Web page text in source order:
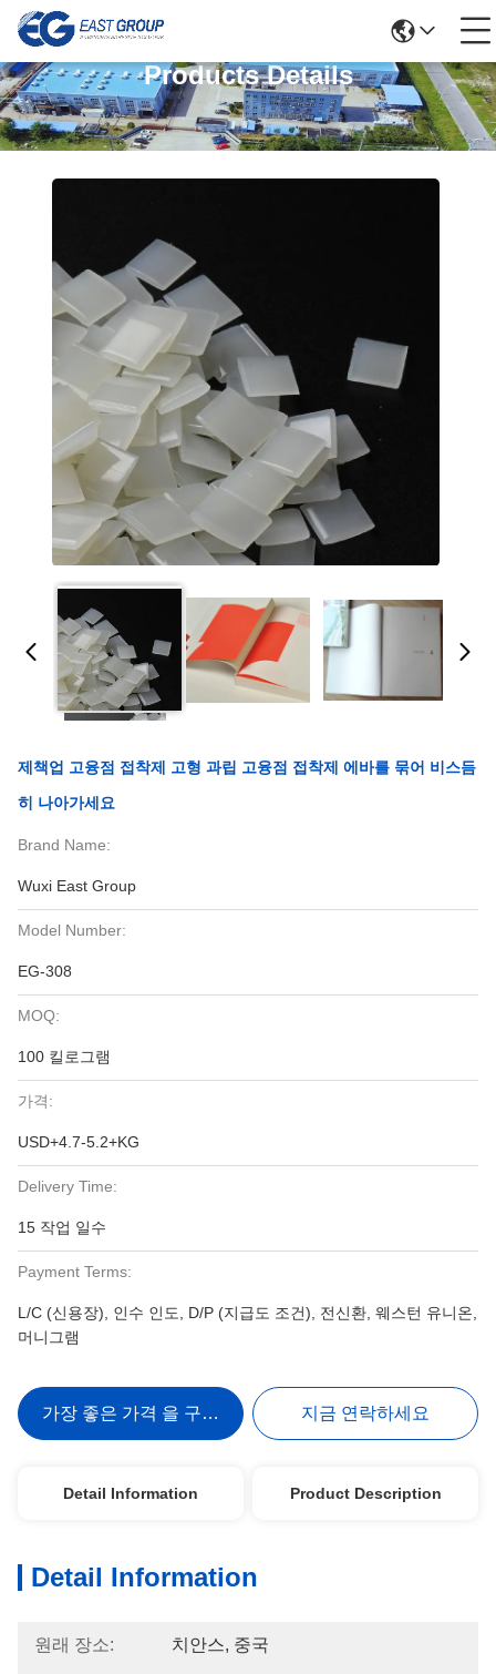
Products Details
제책업 고융점 접착제 고형 과립 고융점 접착제 에바를 묶어 비스듬
히 나아가세요
Brand Name:
Wuxi East Group
Model Number:
EG-308
MOQ:
100 킬로그램
가격:
USD+4.7-5.2+KG
Delivery Time:
15 작업 일수
Payment Terms:
L/C (신용장), 인수 인도, D/P (지급도 조건), 전신환, 웨스턴 유니온,
머니그램
가장 좋은 가격 을 구하라 지금 연락하세요
Detail Information Product Description
Detail Information
원래 장소: 치안스, 중국